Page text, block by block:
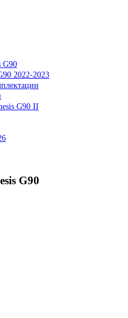
G90
2022-2023
G90 II
G90